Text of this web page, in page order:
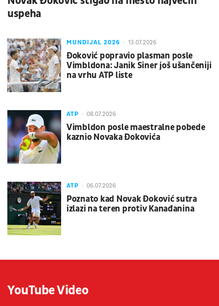
uspeha
MUNDIJAL 2026 13.07.2026
Đoković popravio plasman posle
Vimbldona: Janik Siner još ušančeniji
na vrhu ATP liste
ATP 08.07.2026
Vimbldon posle maestralne pobede
kaznio Novaka Đokovića
ATP 06.07.2026
Poznato kad Novak Đoković sutra
izlazi na teren protiv Kanađanina
YouTube Video